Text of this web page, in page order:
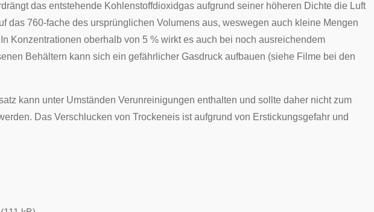
das entstehende Kohlenstoffdioxidgas aufgrund seiner höheren Dichte die Luft
das 760-fache des ursprünglichen Volumens aus, weswegen auch kleine Mengen
Konzentrationen oberhalb von 5 % wirkt es auch bei noch ausreichendem
Behältern kann sich ein gefährlicher Gasdruck aufbauen (siehe Filme bei den
kann unter Umständen Verunreinigungen enthalten und sollte daher nicht zum
Das Verschlucken von Trockeneis ist aufgrund von Erstickungsgefahr und